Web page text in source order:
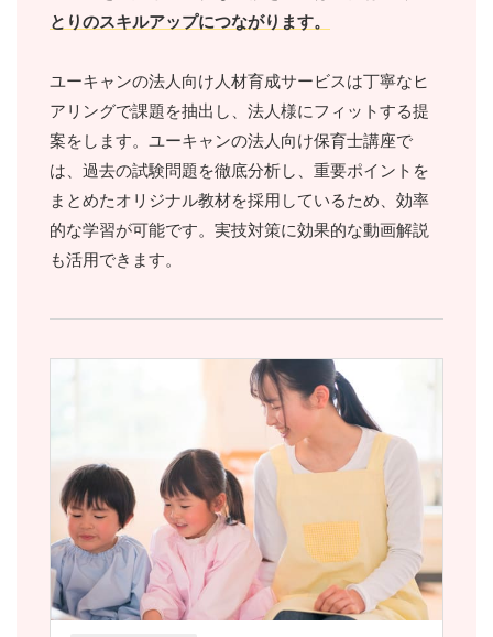
とりのスキルアップにつながります。
ユーキャンの法人向け人材育成サービスは丁寧なヒ
アリングで課題を抽出し、法人様にフィットする提
案をします。ユーキャンの法人向け保育士講座で
は、過去の試験問題を徹底分析し、重要ポイントを
まとめたオリジナル教材を採用しているため、効率
的な学習が可能です。実技対策に効果的な動画解説
も活用できます。